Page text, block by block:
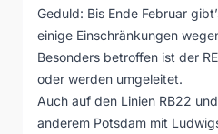
Geduld: Bis Ende Februar
einige Einschränkungen
Besonders betroffen ist der
oder werden umgeleitet.
Auch auf den Linien RB22
anderem Potsdam mit